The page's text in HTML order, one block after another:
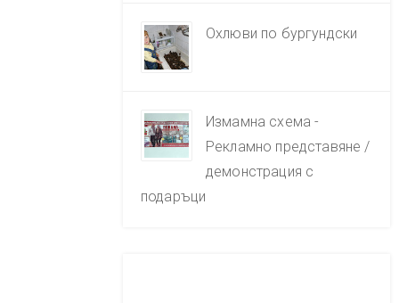
Охлюви по бургундски
Измамна схема -
Рекламно представяне /
демонстрация с
подаръци